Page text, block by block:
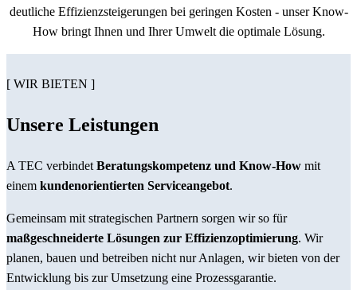
deutliche Effizienzsteigerungen bei geringen Kosten - unser Know-
How bringt Ihnen und Ihrer Umwelt die optimale Lösung.
[ WIR BIETEN ]
Unsere Leistungen
A TEC verbindet Beratungskompetenz und Know-How mit
einem kundenorientierten Serviceangebot.
Gemeinsam mit strategischen Partnern sorgen wir so für
maßgeschneiderte Lösungen zur Effizienzoptimierung. Wir
planen, bauen und betreiben nicht nur Anlagen, wir bieten von der
Entwicklung bis zur Umsetzung eine Prozessgarantie.